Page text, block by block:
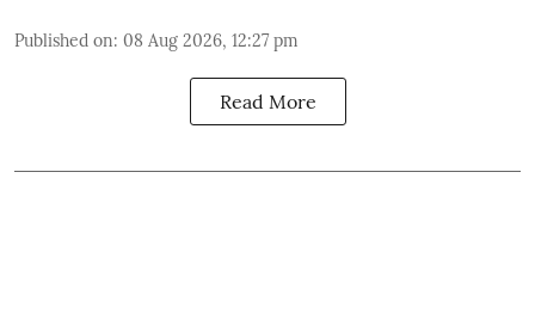
Published on: 08 Aug 2026, 12:27 pm
Read More